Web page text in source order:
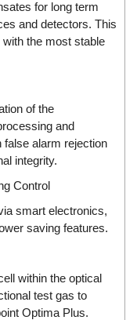
for long term
and detectors. This
the most stable
of the
and
false alarm rejection
integrity.
Control
smart electronics,
saving features.
within the optical
test gas to
Optima Plus.